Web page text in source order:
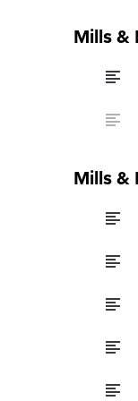
Mills &
Mills &